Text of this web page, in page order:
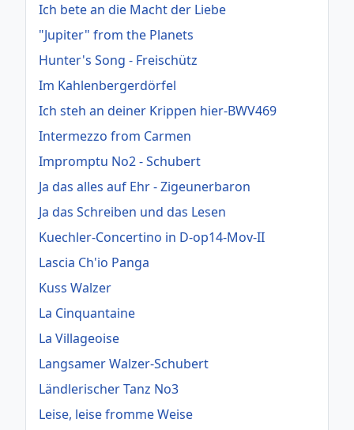
Ich bete an die Macht der Liebe
"Jupiter" from the Planets
Hunter's Song - Freischütz
Im Kahlenbergerdörfel
Ich steh an deiner Krippen hier-BWV469
Intermezzo from Carmen
Impromptu No2 - Schubert
Ja das alles auf Ehr - Zigeunerbaron
Ja das Schreiben und das Lesen
Kuechler-Concertino in D-op14-Mov-II
Lascia Ch'io Panga
Kuss Walzer
La Cinquantaine
La Villageoise
Langsamer Walzer-Schubert
Ländlerischer Tanz No3
Leise, leise fromme Weise